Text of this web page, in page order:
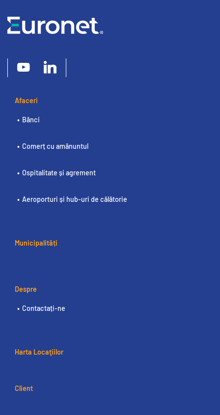
Afaceri
Bănci
Comerț cu amănuntul
Ospitalitate și agrement
Aeroporturi și hub-uri de călătorie
Municipalități
Despre
Contactați-ne
Harta Locaţiilor
Client